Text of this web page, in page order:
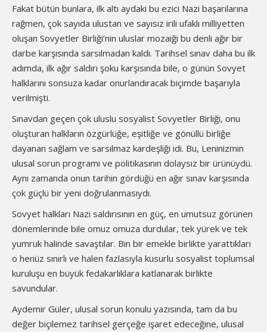
Fakat bütün bunlara, ilk altı aydaki bu ezici Nazi başarılarına
rağmen, çok sayıda ulustan ve sayısız irili ufaklı milliyetten
oluşan Sovyetler Birliği’nin uluslar mozaiği bu denli ağır bir
darbe karşısında sarsılmadan kaldı. Tarihsel sınav daha bu ilk
adımda, ilk ağır saldırı şoku karşısında bile, o günün Sovyet
halklarını sonsuza kadar onurlandıracak biçimde başarıyla
verilmişti.
Sınavdan geçen çok uluslu sosyalist Sovyetler Birliği, onu
oluşturan halkların özgürlüğe, eşitliğe ve gönüllü birliğe
dayanan sağlam ve sarsılmaz kardeşliği idi. Bu, Leninizmin
ulusal sorun programı ve politikasının dolaysız bir ürünüydü.
Aynı zamanda onun tarihin gördüğü en ağır sınav karşısında
çok güçlü bir yeni doğrulanmasıydı.
Sovyet halkları Nazi saldırısının en güç, en umutsuz görünen
dönemlerinde bile omuz omuza durdular, tek yürek ve tek
yumruk halinde savaştılar. Bin bir emekle birlikte yarattıkları
o henüz sınırlı ve halen fazlasıyla kusurlu sosyalist toplumsal
kuruluşu en büyük fedakarlıklara katlanarak birlikte
savundular.
Aydemir Güler, ulusal sorun konulu yazısında, tam da bu
değer biçilemez tarihsel gerçeğe işaret edeceğine, ulusal